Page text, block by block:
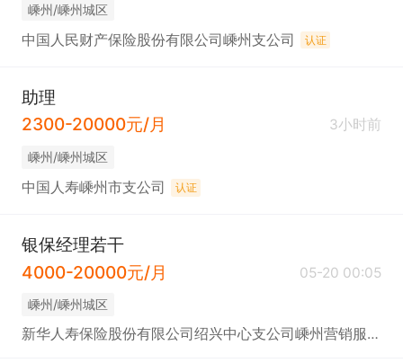
嵊州/嵊州城区
中国人民财产保险股份有限公司嵊州支公司 认证
助理
2300-20000元/月
3小时前
嵊州/嵊州城区
中国人寿嵊州市支公司 认证
银保经理若干
4000-20000元/月
05-20 00:05
嵊州/嵊州城区
新华人寿保险股份有限公司绍兴中心支公司嵊州营销服务部